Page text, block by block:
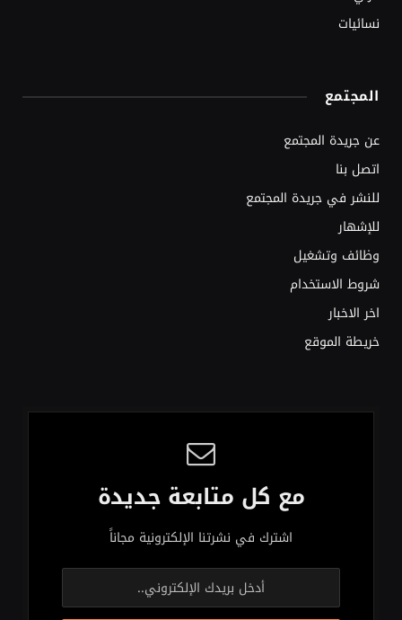
نسائيات
المجتمع
عن جريدة المجتمع
اتصل بنا
للنشر في جريدة المجتمع
للإشهار
وظائف وتشغيل
شروط الاستخدام
اخر الاخبار
خريطة الموقع
مع كل متابعة جديدة
اشترك في نشرتنا الإلكترونية مجاناً